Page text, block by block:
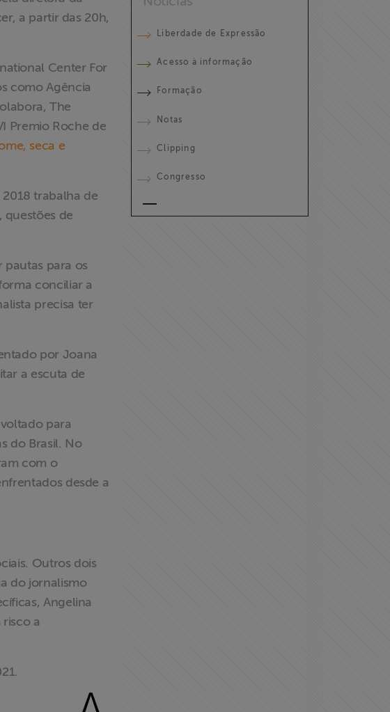
a partir das 20h,
Center For
como Agência
The
Premio Roche de
seca e
2018 trabalha de
questões de
pautas para os
conciliar a
precisa ter
por Joana
a escuta de
para
do Brasil. No
com o
desde a
Outros dois
do jornalismo
Angelina
a
Liberdade de Expressão
Acesso à informação
Formação
Notas
Clipping
Congresso